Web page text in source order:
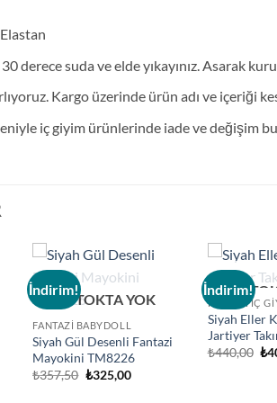
derece suda ve elde yıkayınız. Asarak
Kargo üzerinde ürün adı ve içeriği
iç giyim ürünlerinde iade ve değişim
İndirim!
wishlist
STOKTA YOK
FANTAZI BABYDOLL
Siyah Gül Desenli Fantazi
Mayokini TM8226
₺357,50 Orijinal
₺325,00Şu
İndirim!
FANTAZI İÇ
Siyah Eller
Jartiyer
₺440,00 ₺